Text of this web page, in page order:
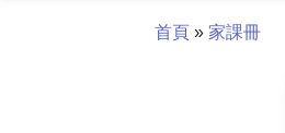
首頁 » 家課冊